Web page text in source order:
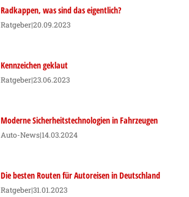
Radkappen, was sind das eigentlich?
Ratgeber|20.09.2023
Kennzeichen geklaut
Ratgeber|23.06.2023
Moderne Sicherheitstechnologien in Fahrzeugen
Auto-News|14.03.2024
Die besten Routen für Autoreisen in Deutschland
Ratgeber|31.01.2023